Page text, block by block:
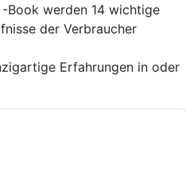
Book werden 14 wichtige
der Verbraucher
Erfahrungen in oder